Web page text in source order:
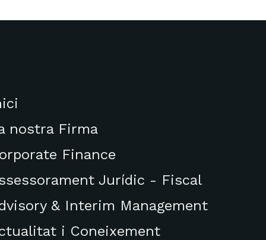
nostra Firma
Finance
Jurídic - Fiscal
& Interim Management
i Coneixement